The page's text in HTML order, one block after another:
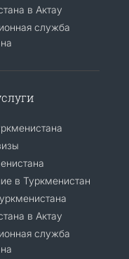
в Актау
служба
в Туркменистан
в Актау
служба